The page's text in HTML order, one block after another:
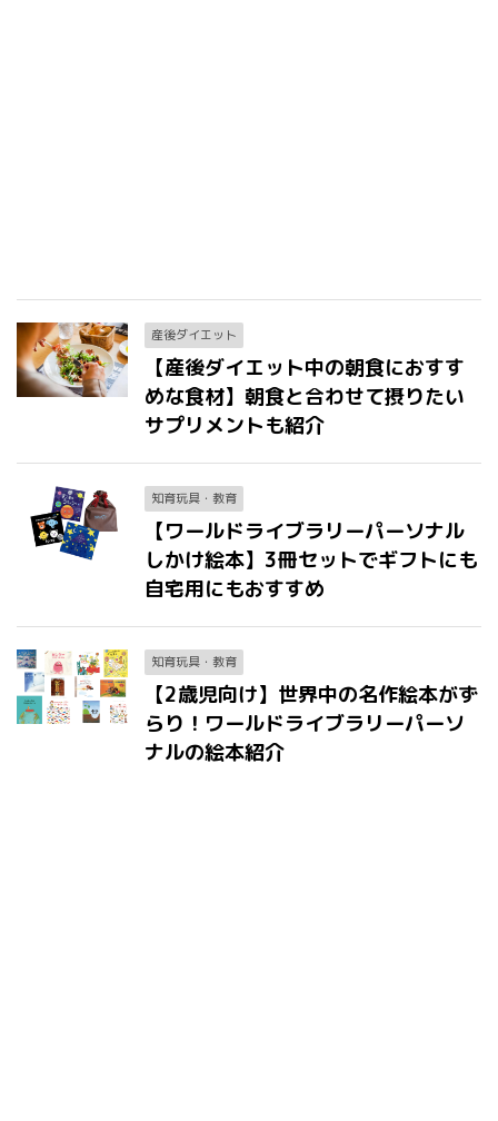
産後ダイエット
【産後ダイエット中の朝食におすす
めな食材】朝食と合わせて摂りたい
サプリメントも紹介
知育玩具・教育
【ワールドライブラリーパーソナル
しかけ絵本】3冊セットでギフトにも
自宅用にもおすすめ
知育玩具・教育
【2歳児向け】世界中の名作絵本がず
らり！ワールドライブラリーパーソ
ナルの絵本紹介